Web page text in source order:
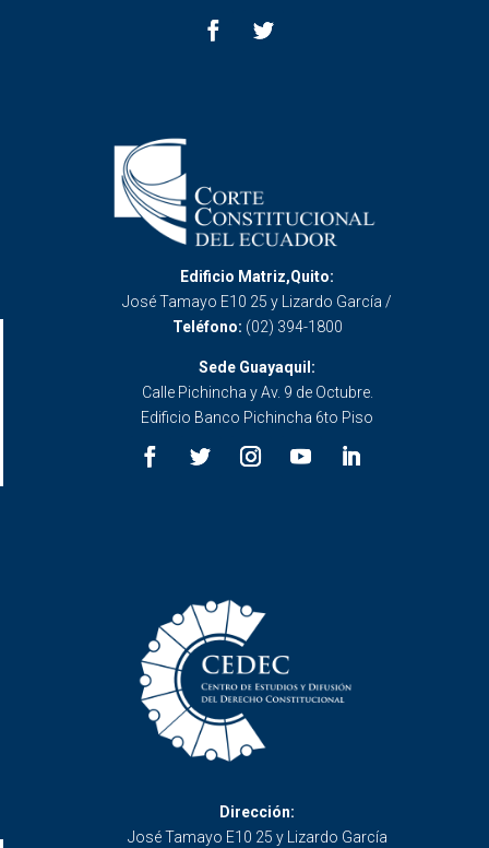
Edificio Matriz,Quito:
José Tamayo E10 25 y Lizardo García /
Teléfono: (02) 394-1800
Sede Guayaquil:
Calle Pichincha y Av. 9 de Octubre.
Edificio Banco Pichincha 6to Piso
Dirección:
José Tamayo E10 25 y Lizardo García